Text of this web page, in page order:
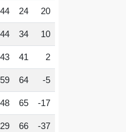
44 24 20
44 34 10
43 41 2
59 64 -5
48 65 -17
29 66 -37